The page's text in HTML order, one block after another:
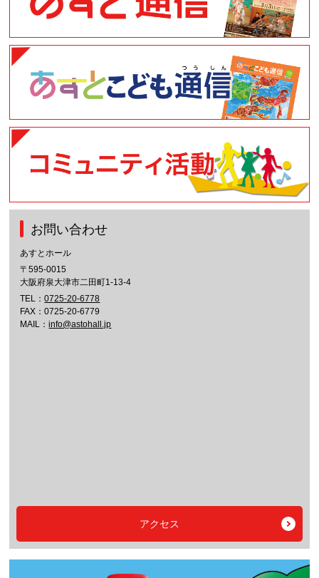
お問い合わせ
あすとホール
〒595-0015
大阪府泉大津市二田町1-13-4
TEL：0725-20-6778
FAX：0725-20-6779
MAIL：info@astohall.jp
アクセス